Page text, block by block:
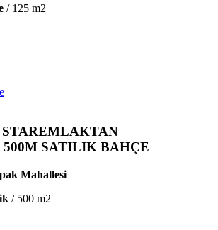
/ 125 m2
SATILIK BAHÇE
Mahallesi
/ 500 m2